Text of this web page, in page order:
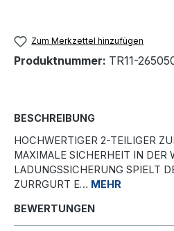
Zum Merkzettel hinzufügen
Produktnummer: TR11-
BESCHREIBUNG
HOCHWERTIGER 2-TEILIGER
MAXIMALE SICHERHEIT IN DER
LADUNGSSICHERUNG SPIELT
ZURRGURT E… MEHR
BEWERTUNGEN